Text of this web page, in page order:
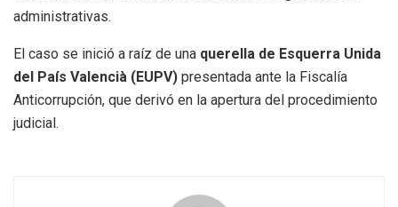
administrativas.
El caso se inició a raíz de una querella de Esquerra Unida
del País Valencià (EUPV) presentada ante la Fiscalía
Anticorrupción, que derivó en la apertura del procedimiento
judicial.